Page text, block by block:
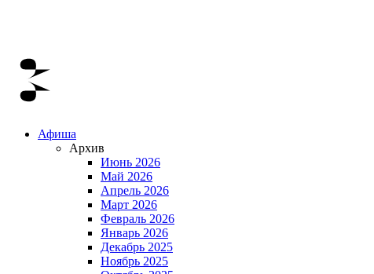
Афиша
Архив
Июнь 2026
Май 2026
Апрель 2026
Март 2026
Февраль 2026
Январь 2026
Декабрь 2025
Ноябрь 2025